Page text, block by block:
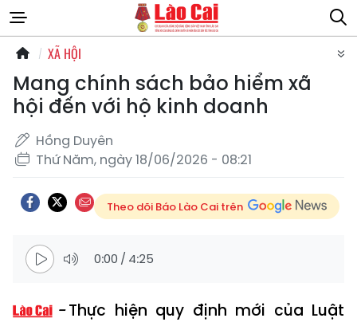
XÃ HỘI
Mang chính sách bảo hiểm xã
hội đến với hộ kinh doanh
Hồng Duyên
Thứ Năm, ngày 18/06/2026 - 08:21
Theo dõi Báo Lào Cai trên
0:00 / 4:25
Thực hiện quy định mới của Luật